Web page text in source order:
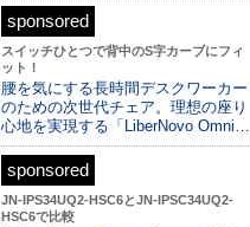
sponsored
スイッチひとつで背中のS字カーブにフィ
ット！
腰を気にする長時間デスクワーカー
のための次世代チェア。理想の座り
心地を実現する「LiberNovo Omni…
sponsored
JN-IPS34UQ2-HSC6とJN-IPSC34UQ2-
HSC6で比較